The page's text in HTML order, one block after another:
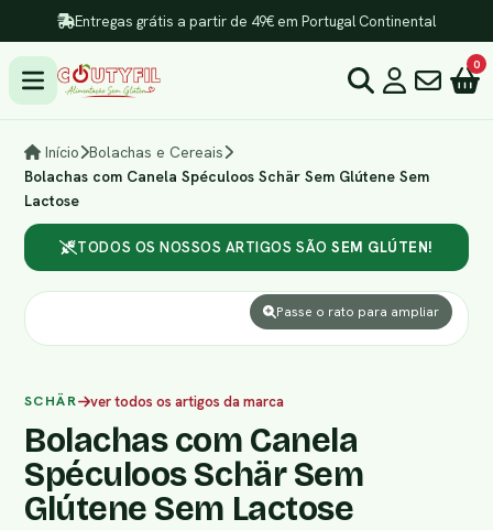
Entregas grátis a partir de 49€ em Portugal Continental
0
Início Bolachas e Cereais
Bolachas com Canela Spéculoos Schär Sem Glútene Sem
Lactose
TODOS OS NOSSOS ARTIGOS SÃO SEM GLÚTEN!
Passe o rato para ampliar
SCHÄR ver todos os artigos da marca
Bolachas com Canela
Spéculoos Schär Sem
Glútene Sem Lactose